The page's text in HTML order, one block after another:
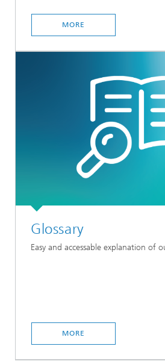
MORE
Glossary
Easy and accessable explanation of
MORE